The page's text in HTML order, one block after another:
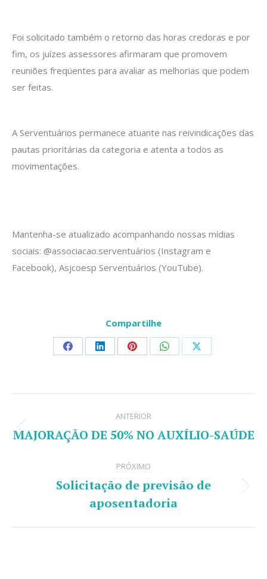
Foi solicitado também o retorno das horas credoras e por
fim, os juízes assessores afirmaram que promovem
reuniões freqüentes para avaliar as melhorias que podem
ser feitas.
A Serventuários permanece atuante nas reivindicações das
pautas prioritárias da categoria e atenta a todos as
movimentações.
Mantenha-se atualizado acompanhando nossas mídias
sociais: @associacao.serventuários (Instagram e
Facebook), Asjcoesp Serventuários (YouTube).
Compartilhe
Share
Facebook
Share
LinkedIn
Share
Pinterest
Share
WhatsApp
Share
X
de
ANTERIOR
Post
MAJORAÇÃO DE 50% NO AUXÍLIO-SAÚDE
PRÓXIMO
Próximo
post:
Solicitação de previsão de
aposentadoria